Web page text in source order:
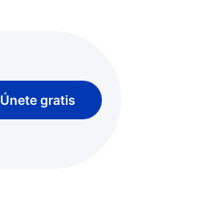
Únete gratis